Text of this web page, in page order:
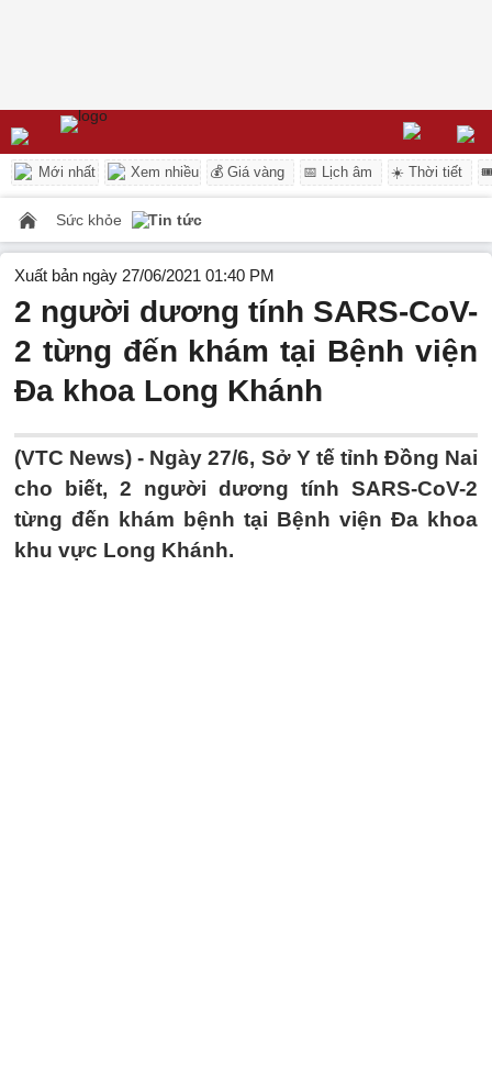
Mới nhất Xem nhiều 💰 Giá vàng 📅 Lịch âm ☀️ Thời tiết
Sức khỏe Tin tức
Xuất bản ngày 27/06/2021 01:40 PM
2 người dương tính SARS-CoV-
2 từng đến khám tại Bệnh viện
Đa khoa Long Khánh
(VTC News) - Ngày 27/6, Sở Y tế tỉnh Đồng Nai
cho biết, 2 người dương tính SARS-CoV-2
từng đến khám bệnh tại Bệnh viện Đa khoa
khu vực Long Khánh.